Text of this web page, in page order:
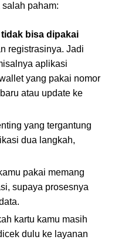
paham:
tidak bisa dipakai
registrasinya. Jadi
aplikasi
yang pakai nomor
atau update ke
yang tergantung
dua langkah,
pakai memang
supaya prosesnya
kartu kamu masih
dulu ke layanan